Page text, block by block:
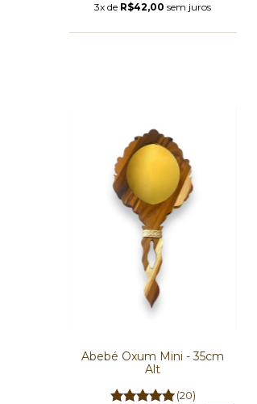
3x de R$42,00 sem juros
Abebé Oxum Mini - 35cm
Alt
(20)